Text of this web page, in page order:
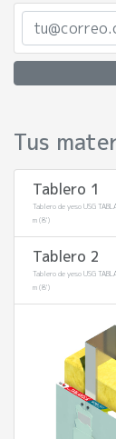
Tus
Tablero 1
Tablero de yeso USG
m (8')
Tablero 2
Tablero de yeso USG
m (8')